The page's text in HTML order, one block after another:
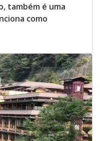
também é uma
como